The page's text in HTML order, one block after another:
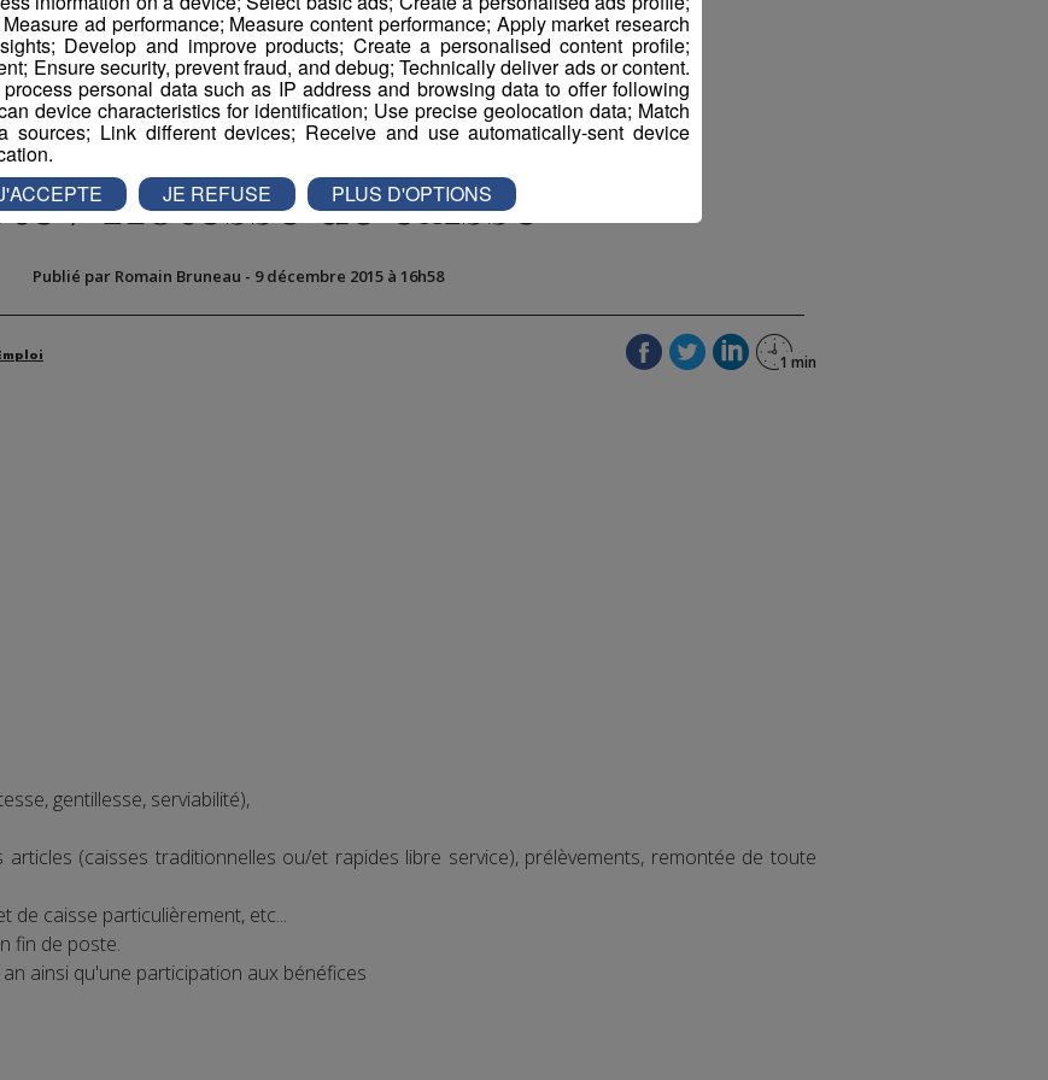
/ Hôtesse de caisse
Publié par Romain Bruneau - 9 décembre 2015 à 16h58
gentillesse, serviabilité),
(caisses traditionnelles ou/et rapides libre service), prélèvements, remontée de toute
de caisse particulièrement, etc...
fin de poste.
ainsi qu'une participation aux bénéfices
ad performance; Measure content performance; Apply market research
Develop and improve products; Create a personalised content profile;
Ensure security, prevent fraud, and debug; Technically deliver ads or content.
personal data such as IP address and browsing data to offer following
device characteristics for identification; Use precise geolocation data; Match
sources; Link different devices; Receive and use automatically-sent device
JE REFUSE PLUS D'OPTIONS